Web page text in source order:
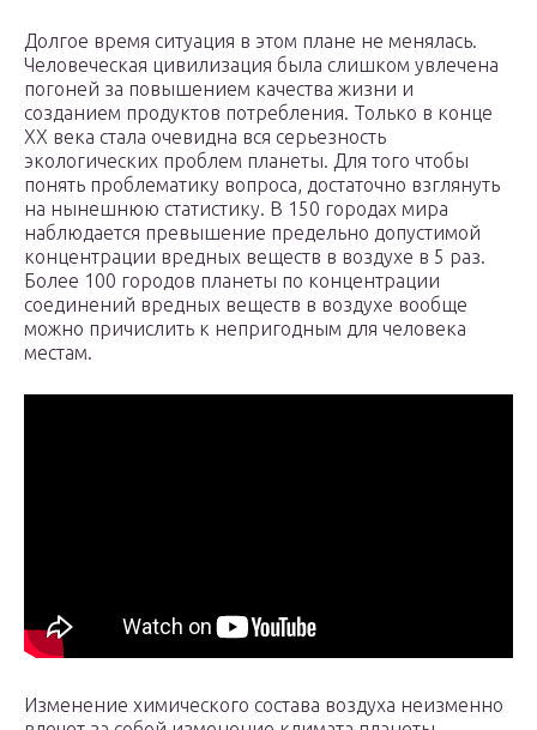
Долгое время ситуация в этом плане не менялась.
Человеческая цивилизация была слишком увлечена
погоней за повышением качества жизни и
созданием продуктов потребления. Только в конце
XX века стала очевидна вся серьезность
экологических проблем планеты. Для того чтобы
понять проблематику вопроса, достаточно взглянуть
на нынешнюю статистику. В 150 городах мира
наблюдается превышение предельно допустимой
концентрации вредных веществ в воздухе в 5 раз.
Более 100 городов планеты по концентрации
соединений вредных веществ в воздухе вообще
можно причислить к непригодным для человека
местам.
Изменение химического состава воздуха неизменно